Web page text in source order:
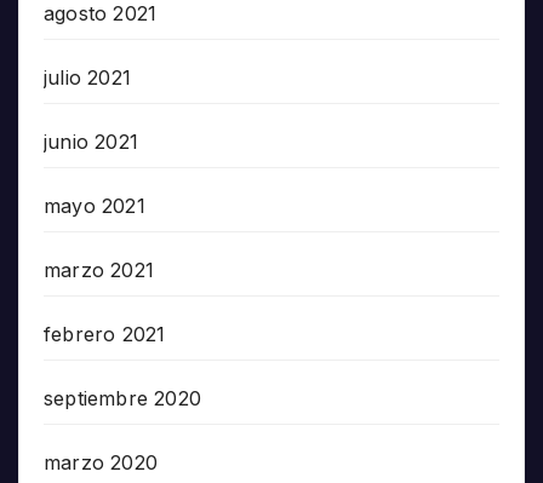
agosto 2021
julio 2021
junio 2021
mayo 2021
marzo 2021
febrero 2021
septiembre 2020
marzo 2020